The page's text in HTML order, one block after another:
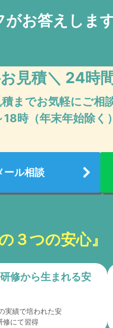
お答えします
見積＼ 24時
までお気軽にご相
時（年末年始除く）
ール相談
３つの安心』
修から生まれる安
実績で培われた安
修にて習得